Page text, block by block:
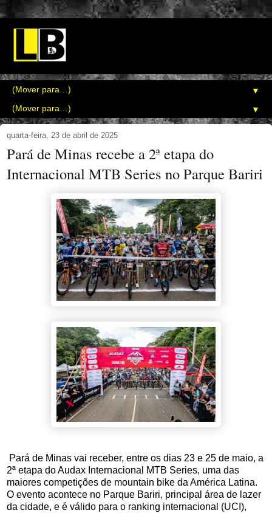
▼
▼
quarta-feira, 23 de abril de 2025
Pará de Minas recebe a 2ª etapa do
Internacional MTB Series no Parque Bariri
Pará de Minas vai receber, entre os dias 23 e 25 de maio, a
2ª etapa do Audax Internacional MTB Series, uma das
maiores competições de mountain bike da América Latina.
O evento acontece no Parque Bariri, principal área de lazer
da cidade, e é válido para o ranking internacional (UCI),